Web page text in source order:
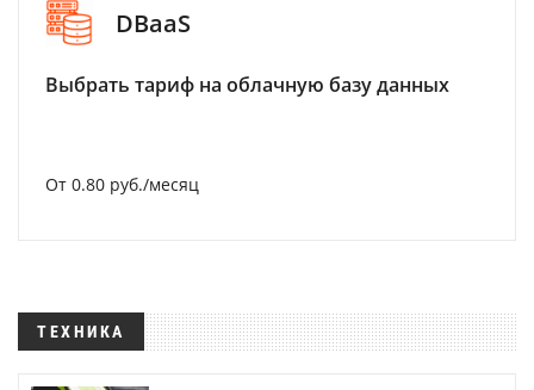
DBaaS
Выбрать тариф на облачную базу данных
От 0.80 руб./месяц
ТЕХНИКА